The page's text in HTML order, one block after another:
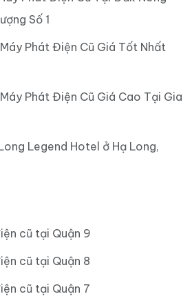
Số 1
Phát Điện Cũ Giá Tốt Nhất
Phát Điện Cũ Giá Cao Tại Gia
Legend Hotel ở Hạ Long,
cũ tại Quận 9
cũ tại Quận 8
cũ tại Quận 7